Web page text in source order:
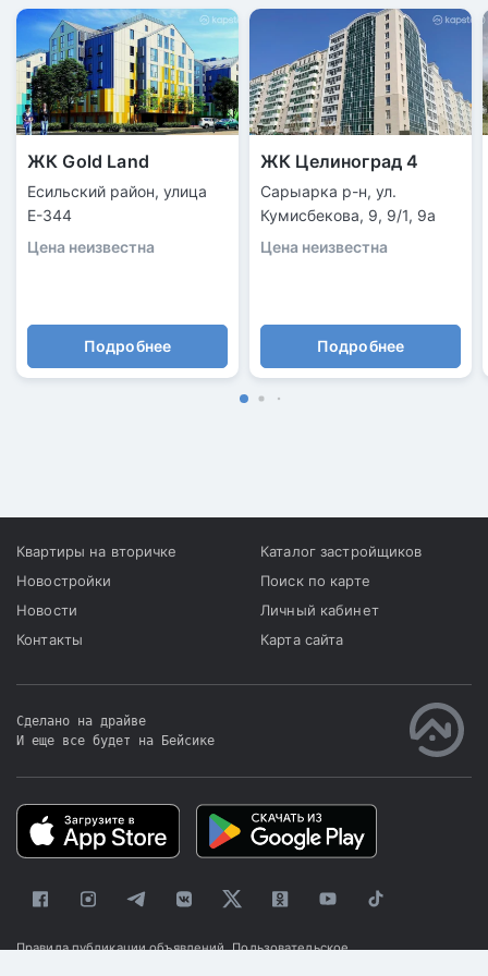
ЖК Gold Land
Есильский район, улица
Е-344
Цена неизвестна
Подробнее
ЖК Целиноград 4
Сарыарка р-н, ул.
Кумисбекова, 9, 9/1, 9а
Цена неизвестна
Подробнее
Квартиры на вторичке
Новостройки
Новости
Контакты
Каталог застройщиков
Поиск по карте
Личный кабинет
Карта сайта
Сделано на драйве
И еще все будет на Бейсике
Правила публикации объявлений Пользовательское